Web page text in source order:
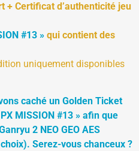
+ Certificat d’authenticité jeu
#13 » qui contient des
uniquement disponibles
caché un Golden Ticket
MISSION #13 » afin que
2 NEO GEO AES
Serez-vous chanceux ?